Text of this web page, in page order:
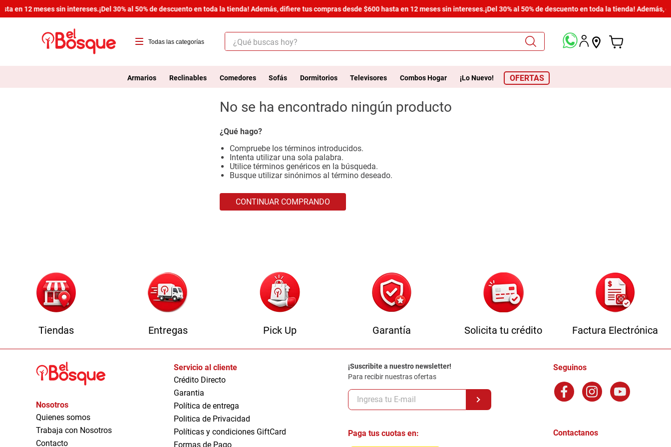
en 12 meses sin intereses.¡Del 30% al 50% de descuento en toda la tienda! Además, difiere tus compras desde $600 hasta en 12 meses sin intereses.¡Del 30% al 50% de descuento en toda la tienda! Además,
¿Qué buscas hoy?
Armarios Reclinables Comedores Sofás Dormitorios Televisores Combos Hogar ¡Lo Nuevo! OFERTAS
No se ha encontrado ningún producto
¿Qué hago?
Compruebe los términos introducidos.
Intenta utilizar una sola palabra.
Utilice términos genéricos en la búsqueda.
Busque utilizar sinónimos al término deseado.
CONTINUAR COMPRANDO
Tiendas Entregas Pick Up Garantía Solicita tu crédito Factura Electrónica
Nosotros
Quienes somos
Trabaja con Nosotros
Contacto
Servicio al cliente
Crédito Directo
Garantia
Política de entrega
Politica de Privacidad
Políticas y condiciones GiftCard
Formas de Pago
¡Suscribite a nuestro newsletter!
Para recibir nuestras ofertas
Paga tus cuotas en:
Seguinos
Contactanos
1.
armario
3
comedor
4.
zapatera
5.
armario lux
6.
cama
havana master
bicama zoe